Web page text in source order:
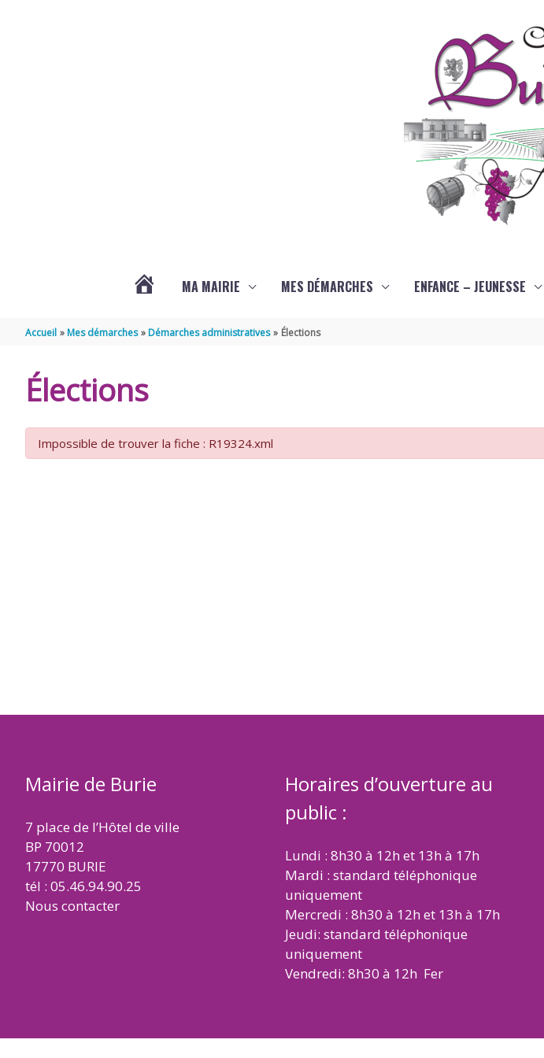
MA MAIRIE MES DÉMARCHES ENFANCE – JEUNESSE
Accueil Mes démarches Démarches administratives Élections
Élections
Impossible de trouver la fiche : R19324.xml
Mairie de Burie
7 place de l’Hôtel de ville
BP 70012
17770 BURIE
tél : 05.46.94.90.25
Nous contacter
Horaires d’ouverture au
public :
Lundi : 8h30 à 12h et 13h à 17h
Mardi : standard téléphonique
uniquement
Mercredi : 8h30 à 12h et 13h à 17h
Jeudi: standard téléphonique
uniquement
Vendredi: 8h30 à 12h Fer